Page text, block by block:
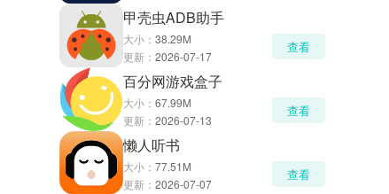
甲壳虫ADB助手
大小： 38.29M
更新： 2026-07-17
查看
百分网游戏盒子
大小： 67.99M
更新： 2026-07-13
查看
懒人听书
大小： 77.51M
更新： 2026-07-07
查看